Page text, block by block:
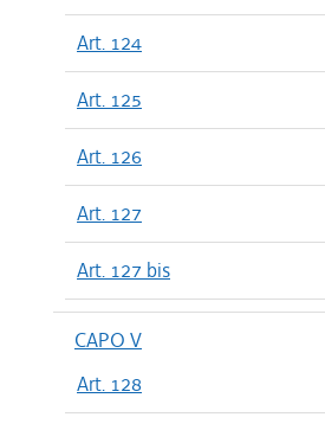
Art. 124
Art. 125
Art. 126
Art. 127
Art. 127 bis
CAPO V
Art. 128